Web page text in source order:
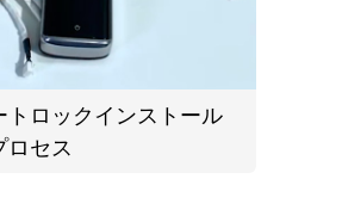
ロックインストール
ロセス